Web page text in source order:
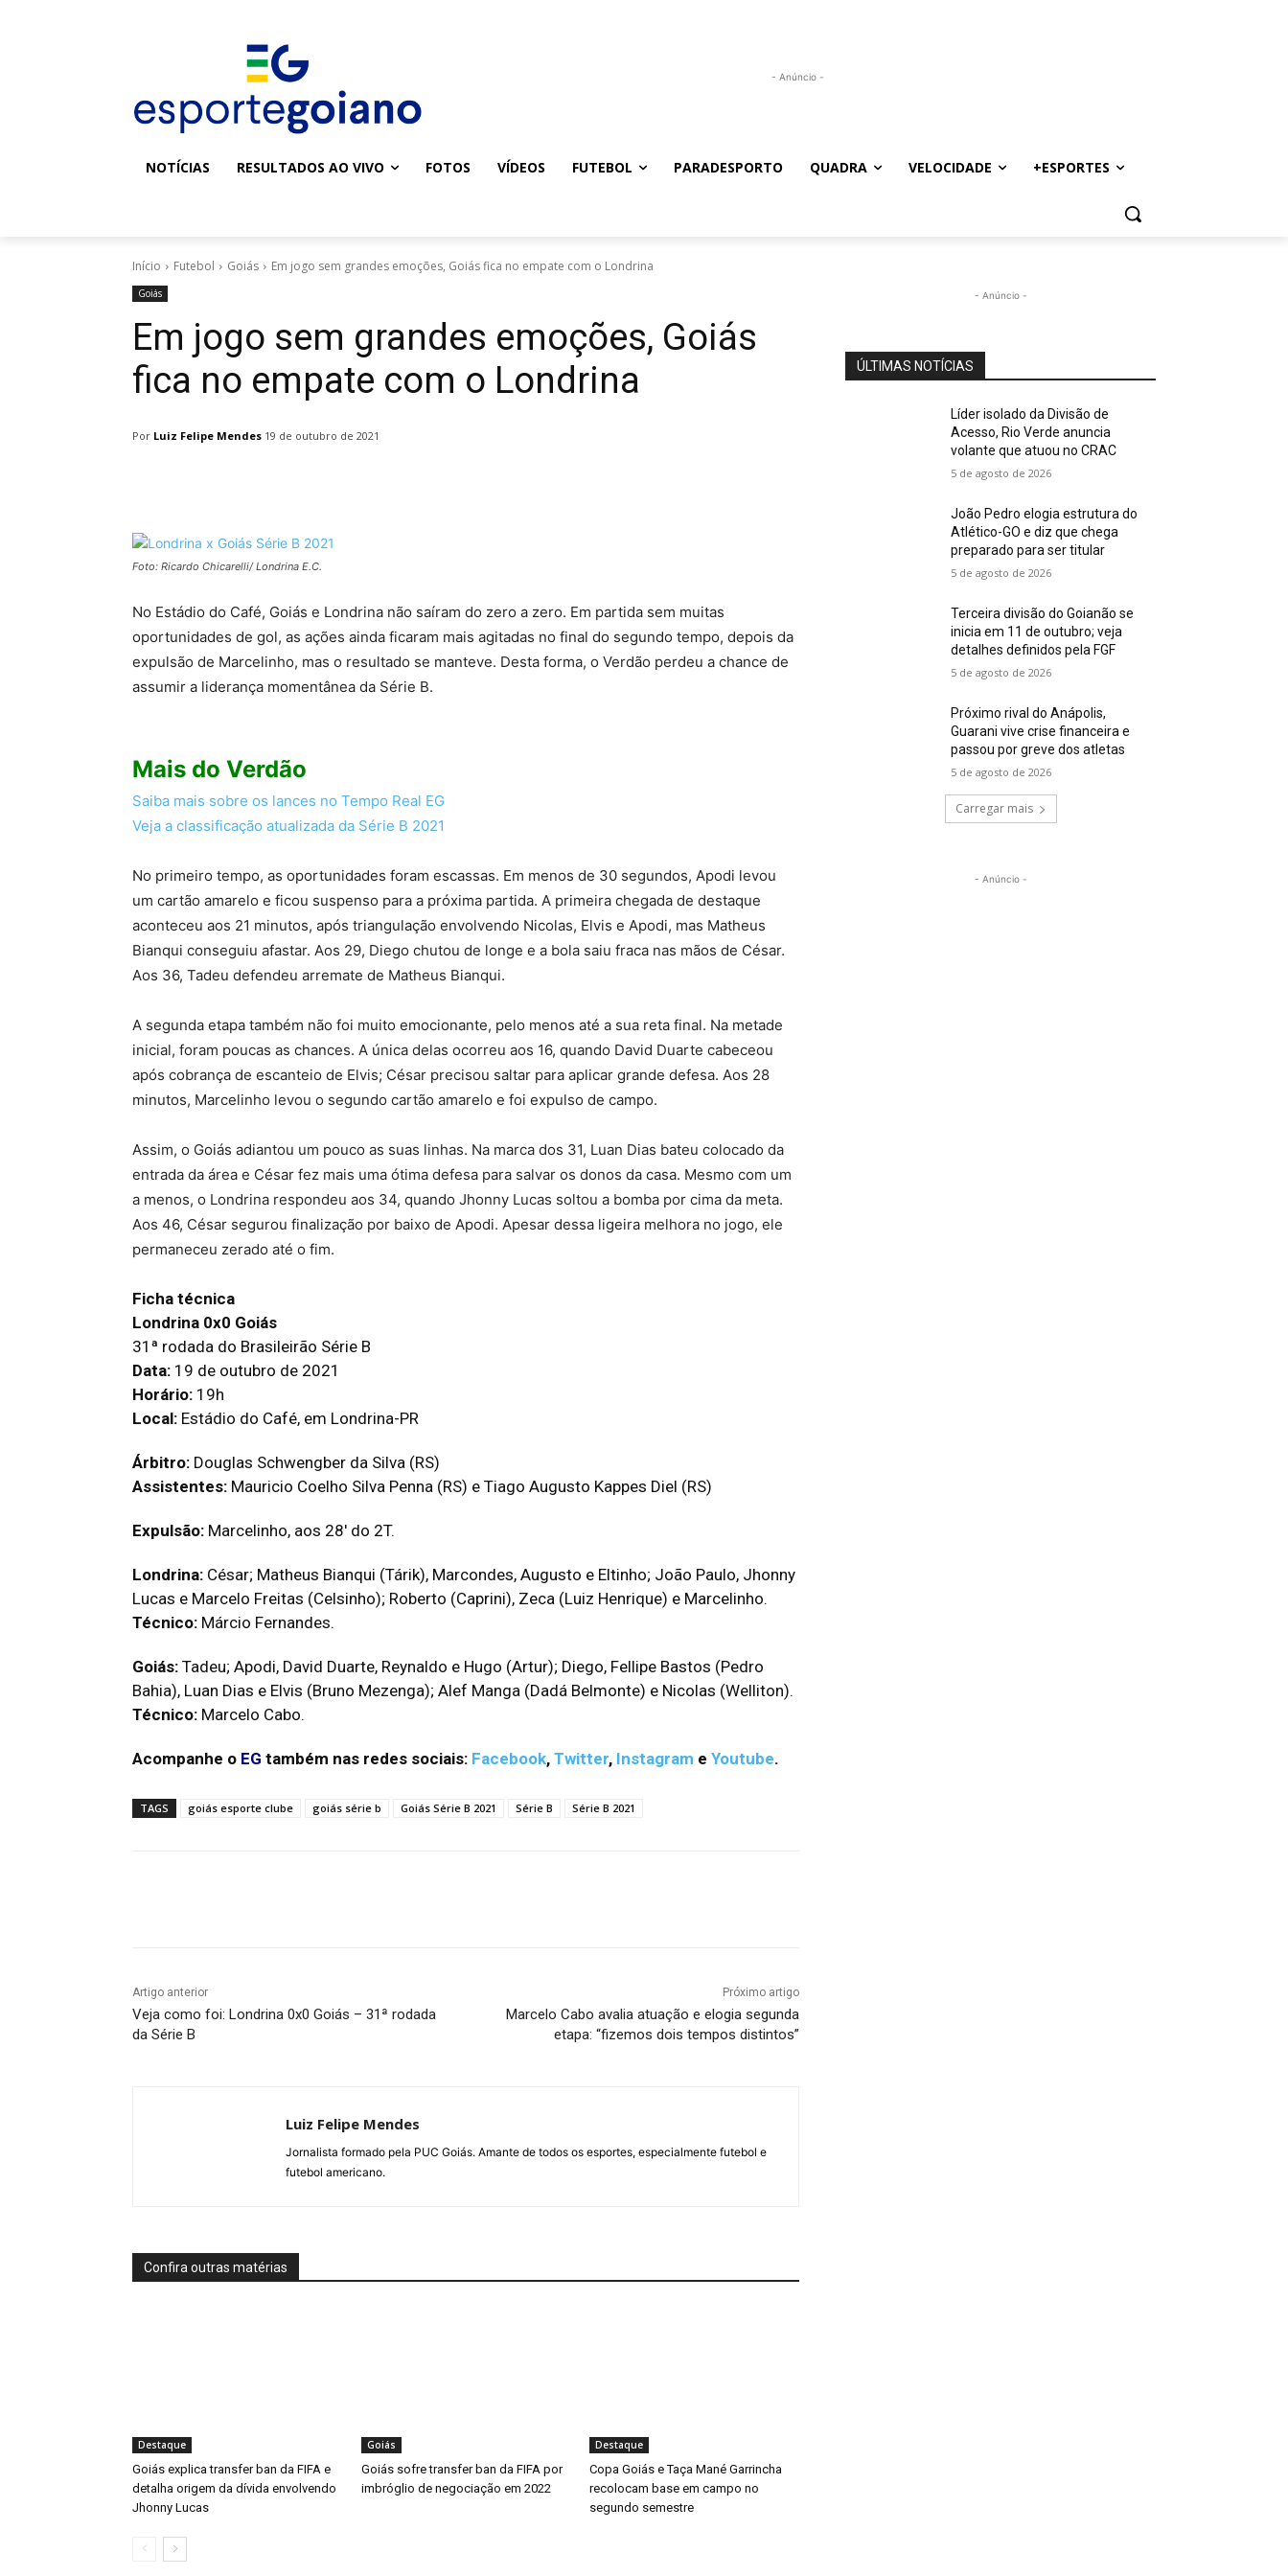
- Anúncio -
NOTÍCIAS RESULTADOS AO VIVO FOTOS VÍDEOS FUTEBOL PARADESPORTO QUADRA VELOCIDADE +ESPORTES
Início Futebol Goiás Em jogo sem grandes emoções, Goiás fica no empate com o Londrina
Goiás
Em jogo sem grandes emoções, Goiás
fica no empate com o Londrina
Por Luiz Felipe Mendes 19 de outubro de 2021
Foto: Ricardo Chicarelli/ Londrina E.C.
No Estádio do Café, Goiás e Londrina não saíram do zero a zero. Em partida sem muitas
oportunidades de gol, as ações ainda ficaram mais agitadas no final do segundo tempo, depois da
expulsão de Marcelinho, mas o resultado se manteve. Desta forma, o Verdão perdeu a chance de
assumir a liderança momentânea da Série B.
Mais do Verdão
Saiba mais sobre os lances no Tempo Real EG
Veja a classificação atualizada da Série B 2021
No primeiro tempo, as oportunidades foram escassas. Em menos de 30 segundos, Apodi levou
um cartão amarelo e ficou suspenso para a próxima partida. A primeira chegada de destaque
aconteceu aos 21 minutos, após triangulação envolvendo Nicolas, Elvis e Apodi, mas Matheus
Bianqui conseguiu afastar. Aos 29, Diego chutou de longe e a bola saiu fraca nas mãos de César.
Aos 36, Tadeu defendeu arremate de Matheus Bianqui.
A segunda etapa também não foi muito emocionante, pelo menos até a sua reta final. Na metade
inicial, foram poucas as chances. A única delas ocorreu aos 16, quando David Duarte cabeceou
após cobrança de escanteio de Elvis; César precisou saltar para aplicar grande defesa. Aos 28
minutos, Marcelinho levou o segundo cartão amarelo e foi expulso de campo.
Assim, o Goiás adiantou um pouco as suas linhas. Na marca dos 31, Luan Dias bateu colocado da
entrada da área e César fez mais uma ótima defesa para salvar os donos da casa. Mesmo com um
a menos, o Londrina respondeu aos 34, quando Jhonny Lucas soltou a bomba por cima da meta.
Aos 46, César segurou finalização por baixo de Apodi. Apesar dessa ligeira melhora no jogo, ele
permaneceu zerado até o fim.
Ficha técnica
Londrina 0x0 Goiás
31ª rodada do Brasileirão Série B
Data: 19 de outubro de 2021
Horário: 19h
Local: Estádio do Café, em Londrina-PR
Árbitro: Douglas Schwengber da Silva (RS)
Assistentes: Mauricio Coelho Silva Penna (RS) e Tiago Augusto Kappes Diel (RS)
Expulsão: Marcelinho, aos 28′ do 2T.
Londrina: César; Matheus Bianqui (Tárik), Marcondes, Augusto e Eltinho; João Paulo, Jhonny
Lucas e Marcelo Freitas (Celsinho); Roberto (Caprini), Zeca (Luiz Henrique) e Marcelinho.
Técnico: Márcio Fernandes.
Goiás: Tadeu; Apodi, David Duarte, Reynaldo e Hugo (Artur); Diego, Fellipe Bastos (Pedro
Bahia), Luan Dias e Elvis (Bruno Mezenga); Alef Manga (Dadá Belmonte) e Nicolas (Welliton).
Técnico: Marcelo Cabo.
Acompanhe o EG também nas redes sociais: Facebook, Twitter, Instagram e Youtube.
TAGS goiás esporte clube goiás série b Goiás Série B 2021 Série B Série B 2021
Artigo anterior
Veja como foi: Londrina 0x0 Goiás – 31ª rodada
da Série B
Próximo artigo
Marcelo Cabo avalia atuação e elogia segunda
etapa: “fizemos dois tempos distintos”
Luiz Felipe Mendes
Jornalista formado pela PUC Goiás. Amante de todos os esportes, especialmente futebol e
futebol americano.
Confira outras matérias
Destaque
Goiás explica transfer ban da FIFA e
detalha origem da dívida envolvendo
Jhonny Lucas
Goiás
Goiás sofre transfer ban da FIFA por
imbróglio de negociação em 2022
Destaque
Copa Goiás e Taça Mané Garrincha
recolocam base em campo no
segundo semestre
- Anúncio -
ÚLTIMAS NOTÍCIAS
Líder isolado da Divisão de
Acesso, Rio Verde anuncia
volante que atuou no CRAC
5 de agosto de 2026
João Pedro elogia estrutura do
Atlético-GO e diz que chega
preparado para ser titular
5 de agosto de 2026
Terceira divisão do Goianão se
inicia em 11 de outubro; veja
detalhes definidos pela FGF
5 de agosto de 2026
Próximo rival do Anápolis,
Guarani vive crise financeira e
passou por greve dos atletas
5 de agosto de 2026
Carregar mais
- Anúncio -